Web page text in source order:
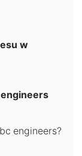
w
engineers?